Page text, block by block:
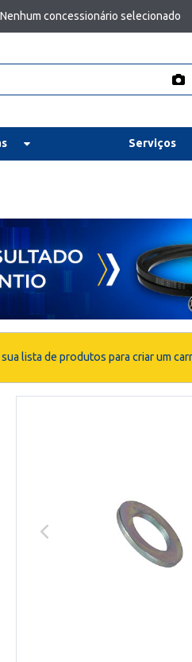
Nenhum concessionário selecionado
Serviços
sua lista de produtos para criar um